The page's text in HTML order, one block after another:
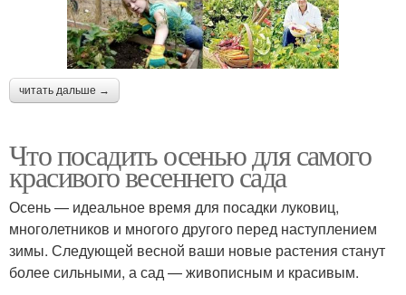
читать дальше →
Что посадить осенью для самого
красивого весеннего сада
Осень — идеальное время для посадки луковиц,
многолетников и многого другого перед наступлением
зимы. Следующей весной ваши новые растения станут
более сильными, а сад — живописным и красивым.